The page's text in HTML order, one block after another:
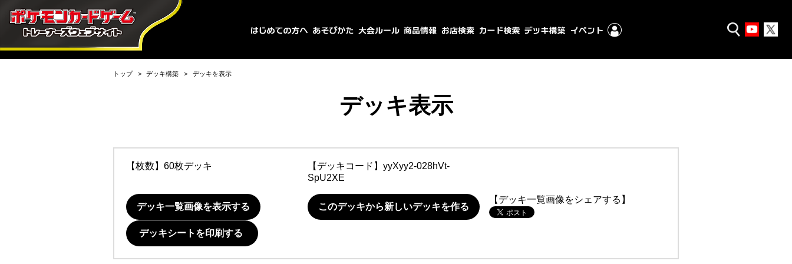
トップ デッキ構築 デッキを表示
デッキ表示
【枚数】60枚デッキ 【デッキコード】 yyXyy2-028hVt-
SpU2XE
デッキ一覧画像を表示する このデッキから新しいデッキを作る
【デッキ一覧画像をシェアする】
デッキシートを印刷する